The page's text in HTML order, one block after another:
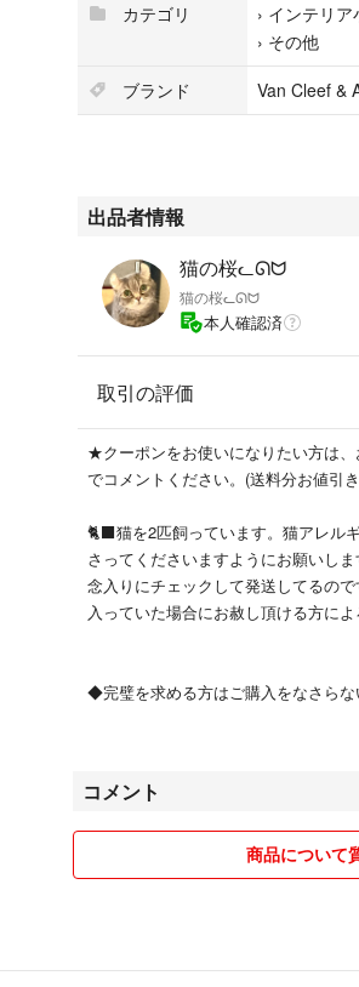
カテゴリ
› インテリア
› その他
ブランド
Van Cleef &
出品者情報
猫の桜ᓚᘏᗢ
猫の桜ᓚᘏᗢ
本人確認済
取引の評価
★クーポンをお使いになりたい方は
でコメントください。(送料分お値引
🐈‍⬛猫を2匹飼っています。猫アレル
さってくださいますようにお願いしま
念入りにチェックして発送してるの
入っていた場合にお赦し頂ける方によ
◆完璧を求める方はご購入をなさらな
⭕️他サイトにも出品しておりますの
⭕️お取り置きも致しますので、ご購
コメント
商品について